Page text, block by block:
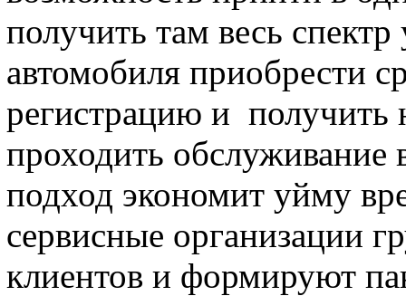
получить там весь
автомобиля приобрести
регистрацию и получить
проходить обслуживание
подход экономит уйму
сервисные организации
клиентов и формируют